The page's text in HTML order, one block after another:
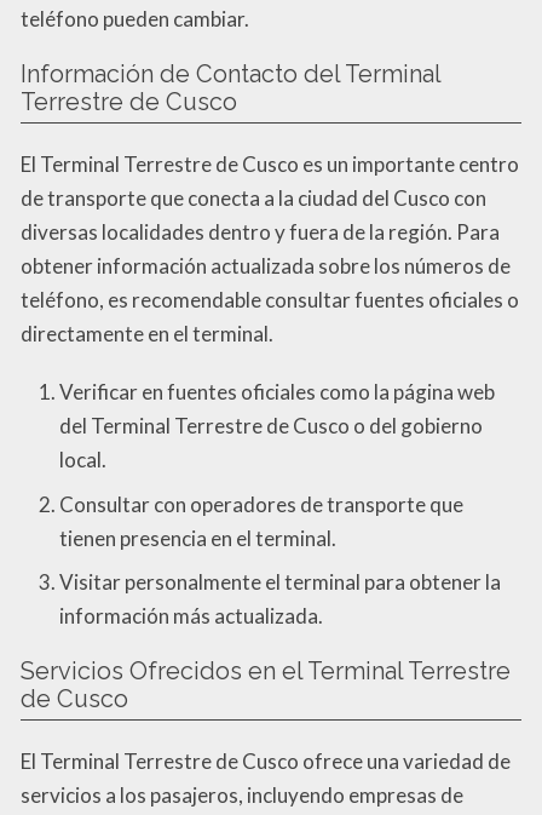
teléfono pueden cambiar.
Información de Contacto del Terminal
Terrestre de Cusco
El Terminal Terrestre de Cusco es un importante centro
de transporte que conecta a la ciudad del Cusco con
diversas localidades dentro y fuera de la región. Para
obtener información actualizada sobre los números de
teléfono, es recomendable consultar fuentes oficiales o
directamente en el terminal.
Verificar en fuentes oficiales como la página web
del Terminal Terrestre de Cusco o del gobierno
local.
Consultar con operadores de transporte que
tienen presencia en el terminal.
Visitar personalmente el terminal para obtener la
información más actualizada.
Servicios Ofrecidos en el Terminal Terrestre
de Cusco
El Terminal Terrestre de Cusco ofrece una variedad de
servicios a los pasajeros, incluyendo empresas de